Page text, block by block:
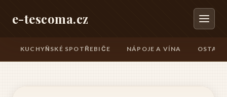
e-tescoma.cz
KUCHYŇSKÉ SPOTŘEBIČE NÁPOJE A VÍNA